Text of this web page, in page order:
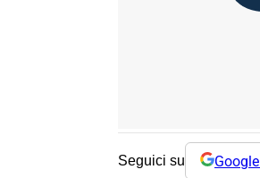
Seguici su Google